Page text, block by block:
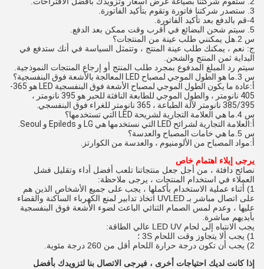
3. ستصدر شركتنا فاتورة وتقوم بتأكيد الفاتورة.
4-قم بالدفع بعد تأكيد الفاتورة.
5. سيتم شحن البضائع في أقرب وقت ممكن بعد الدفع.
س 2.هل يمكنني طلب عينة من المنتجات؟
ج: نعم ، يمكنك طلب عينة المنتج ، وتتمثل السياسة في أنك ستدفع في
البداية ثمن المنتج والشحن.
سيتم رد المبلغ المدفوع بمجرد طلب المنتج أو إرجاع المنتجات النموذجية.
س 3.
ما هو الطول الموجي لمصباح LED المعالجة بالأشعة فوق البنفسجية؟
أ:
عادة ما يكون الطول الموجي لمصباح الأشعة فوق البنفسجية LED هو 365-
405 نانومتر ، والطول الموجي للطابعة النافثة للحبر هو 395 نانومتر ،
385/395 نانومتر لآلة الطباعة ، 365 نانومتر للغراء فوق البنفسجي.
س 4.
ما هي العلامة التجارية لشريحة LED التي تستخدمها؟
أ:العلامة التجارية لشرائح LED التي نستخدمها هي LG و Epileds و Seoul.
س 5.
ما هي خامات المصباح والعدسة؟
أ:مواد المصباح من الألومنيوم ، والعدسة من الكوارتز.
يرجى إيلاء اهتمام خاص
نصائح دافئة ، من أجل جعل منتجاتنا تلعب أفضل أداء وتقليل فشل
العملاء في استخدام المنتجات ، يرجى ملاحظة:
1) أثناء عملية الاستخدام بأكملها ، يجب على جميع الأشخاص الذين هم
على اتصال مباشر بـ UVLED اتخاذ تدابير لمنع الكهرباء الساكنة والقضاء
عليها ، وعدم لمس الصمام الثنائي الباعث لضوء الأشعة فوق البنفسجية
بأيديهم مباشرة.
يجب الانتباه إلى لحام LED UV عالي الطاقة:
1) يجب ألا يتجاوز وقت اللحام 3S ؛
2) يجب أن تكون درجة حرارة اللحام أقل من 260 درجة مئوية.
إذا كانت لديك احتياجات أخرى ، فيرجى الاتصال بنا لتزويدك بأفضل